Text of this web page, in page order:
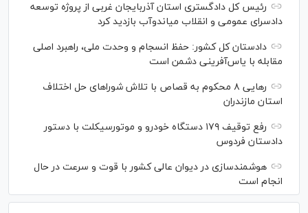
رئیس کل دادگستری استان آذربایجان غربی از پروژه توسعه
دادسرای عمومی و انقلاب میاندوآب بازدید کرد
دادستان کل کشور: حفظ انسجام و وحدت ملی، راهبرد اصلی
مقابله با یاس‌آفرینی دشمن است
رهایی ۸ محکوم به قصاص با تلاش شورا‌های حل اختلاف
استان مازندران
رفع توقیف ۱۷۹ دستگاه خودرو و موتورسیکلت با دستور
دادستان فردوس
هوشمندسازی در دیوان عالی کشور با قوت و سرعت در حال
انجام است